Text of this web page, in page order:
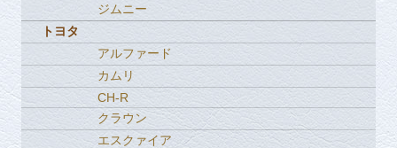
ジムニー
トヨタ
アルファード
カムリ
CH-R
クラウン
エスクァイア